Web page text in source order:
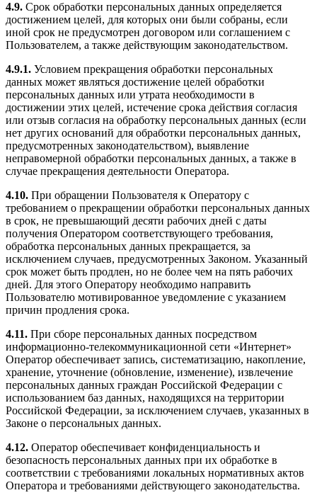
4.9. Срок обработки персональных данных определяется
достижением целей, для которых они были собраны, если
иной срок не предусмотрен договором или соглашением с
Пользователем, а также действующим законодательством.
4.9.1. Условием прекращения обработки персональных
данных может являться достижение целей обработки
персональных данных или утрата необходимости в
достижении этих целей, истечение срока действия согласия
или отзыв согласия на обработку персональных данных (если
нет других оснований для обработки персональных данных,
предусмотренных законодательством), выявление
неправомерной обработки персональных данных, а также в
случае прекращения деятельности Оператора.
4.10. При обращении Пользователя к Оператору с
требованием о прекращении обработки персональных данных
в срок, не превышающий десяти рабочих дней с даты
получения Оператором соответствующего требования,
обработка персональных данных прекращается, за
исключением случаев, предусмотренных Законом. Указанный
срок может быть продлен, но не более чем на пять рабочих
дней. Для этого Оператору необходимо направить
Пользователю мотивированное уведомление с указанием
причин продления срока.
4.11. При сборе персональных данных посредством
информационно-телекоммуникационной сети «Интернет»
Оператор обеспечивает запись, систематизацию, накопление,
хранение, уточнение (обновление, изменение), извлечение
персональных данных граждан Российской Федерации с
использованием баз данных, находящихся на территории
Российской Федерации, за исключением случаев, указанных в
Законе о персональных данных.
4.12. Оператор обеспечивает конфиденциальность и
безопасность персональных данных при их обработке в
соответствии с требованиями локальных нормативных актов
Оператора и требованиями действующего законодательства.